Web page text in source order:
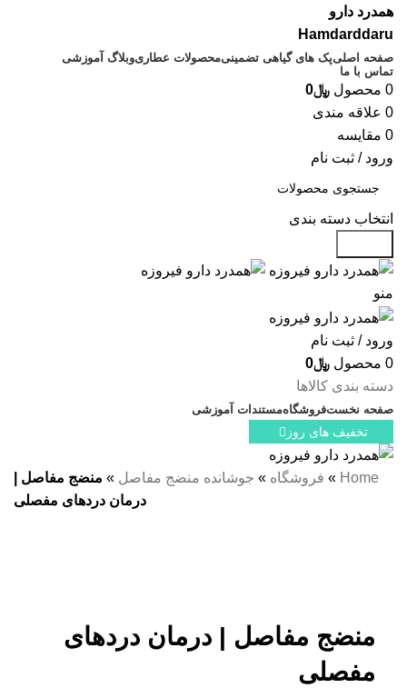
همدرد دارو
Hamdarddaru
صفحه اصلیپک های گیاهی تضمینیمحصولات عطاریوبلاگ آموزشی
تماس با ما
0 محصول ﷼0
0 علاقه مندی
0 مقایسه
ورود / ثبت نام
انتخاب دسته بندی
منو
ورود / ثبت نام
0 محصول ﷼0
دسته بندی کالاها
صفحه نخستفروشگاهمستندات آموزشی
تخفیف های روز
Home
» فروشگاه » جوشانده منضج مفاصل » منضج مفاصل |
درمان دردهای مفصلی
منضج مفاصل | درمان دردهای
مفصلی